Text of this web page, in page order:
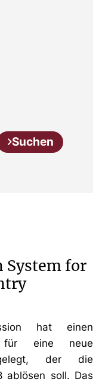
Suchen
System for
hat einen
für eine neue
der die
ablösen soll. Das